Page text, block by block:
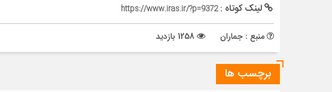
لینک کوتاه :https://www.iras.ir/?p=9372
منبع : جماران
برچسب ها